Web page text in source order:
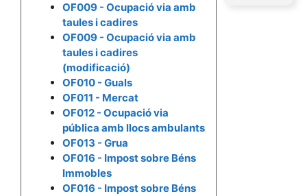
OF009 - Ocupació via amb
taules i cadires
OF009 - Ocupació via amb
taules i cadires
(modificació)
OF010 - Guals
OF011 - Mercat
OF012 - Ocupació via
pública amb llocs ambulants
OF013 - Grua
OF016 - Impost sobre Béns
Immobles
OF016 - Impost sobre Béns